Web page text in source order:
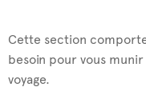
Cette section
besoin pour vous
voyage.